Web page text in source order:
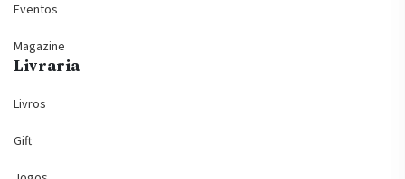
Eventos
Magazine
Livraria
Livros
Gift